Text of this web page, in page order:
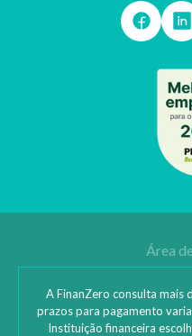
A FinanZero consulta mais
prazos para pagamento
Instituição financeira